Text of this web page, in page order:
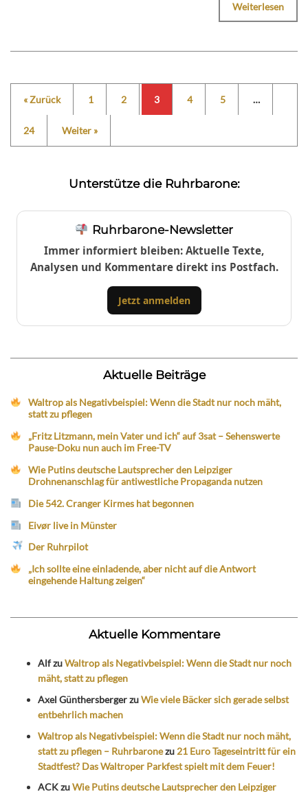
Weiterlesen
« Zurück 1 2 3 4 5 …
24 Weiter »
Unterstütze die Ruhrbarone:
Ruhrbarone-Newsletter
Immer informiert bleiben: Aktuelle Texte,
Analysen und Kommentare direkt ins Postfach.
Jetzt anmelden
Aktuelle Beiträge
Waltrop als Negativbeispiel: Wenn die Stadt nur noch mäht,
statt zu pflegen
„Fritz Litzmann, mein Vater und ich“ auf 3sat – Sehenswerte
Pause-Doku nun auch im Free-TV
Wie Putins deutsche Lautsprecher den Leipziger
Drohnenanschlag für antiwestliche Propaganda nutzen
Die 542. Cranger Kirmes hat begonnen
Eivør live in Münster
Der Ruhrpilot
„Ich sollte eine einladende, aber nicht auf die Antwort
eingehende Haltung zeigen“
Aktuelle Kommentare
AlfzuWaltrop als Negativbeispiel: Wenn die Stadt nur noch
mäht, statt zu pflegen
Axel GünthersbergerzuWie viele Bäcker sich gerade selbst
entbehrlich machen
Waltrop als Negativbeispiel: Wenn die Stadt nur noch mäht,
statt zu pflegen – Ruhrbaronezu 21 Euro Tageseintritt für ein
Stadtfest? Das Waltroper Parkfest spielt mit dem Feuer!
ACKzuWie Putins deutsche Lautsprecher den Leipziger